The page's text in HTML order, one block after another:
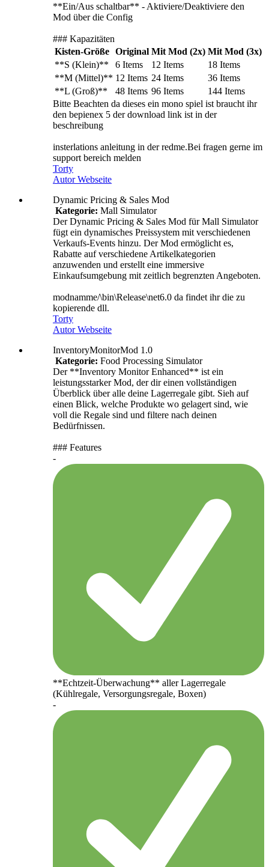
**Ein/Aus schaltbar** - Aktiviere/Deaktiviere den
Mod über die Config
### Kapazitäten
Kisten-Größe Original Mit Mod (2x) Mit Mod (3x)
**S (Klein)**
6 Items 12 Items
18 Items
**M (Mittel)** 12 Items 24 Items
36 Items
**L (Groß)**
48 Items 96 Items
144 Items
Bitte Beachten da dieses ein mono spiel ist braucht ihr
den bepienex 5 der download link ist in der
beschreibung
insterlations anleitung in der redme.Bei fragen gerne im
support bereich melden
Torty
Autor Webseite
Dynamic Pricing & Sales Mod
Kategorie: Mall Simulator
Der Dynamic Pricing & Sales Mod für Mall Simulator
fügt ein dynamisches Preissystem mit verschiedenen
Verkaufs-Events hinzu. Der Mod ermöglicht es,
Rabatte auf verschiedene Artikelkategorien
anzuwenden und erstellt eine immersive
Einkaufsumgebung mit zeitlich begrenzten Angeboten.
modnamme/\bin\Release\net6.0 da findet ihr die zu
kopierende dll.
Torty
Autor Webseite
InventoryMonitorMod 1.0
Kategorie: Food Processing Simulator
Der **Inventory Monitor Enhanced** ist ein
leistungsstarker Mod, der dir einen vollständigen
Überblick über alle deine Lagerregale gibt. Sieh auf
einen Blick, welche Produkte wo gelagert sind, wie
voll die Regale sind und filtere nach deinen
Bedürfnissen.
### Features
-
**Echtzeit-Überwachung** aller Lagerregale
(Kühlregale, Versorgungsregale, Boxen)
-